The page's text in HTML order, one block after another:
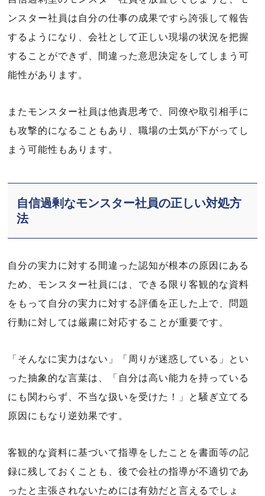
ンスター社員は自分の仕事の成果ですら誇張して報告
するようになり、会社として正しい現場の状況を把握
することができず、間違った意思決定をしてしまう可
能性があります。
またモンスター社員は他責思考で、同僚や取引相手に
も攻撃的になることもあり、職場の士気が下がってし
まう可能性もあります。
自信過剰なモンスター社員の正しい対処方
法
自分の実力に対する間違った認知が根本の原因にある
ため、モンスター社員には、できる限り客観的な資料
をもって自分の実力に対する評価を正した上で、問題
行動に対しては厳粛に対応することが重要です。
「そんなに実力はない」「周りが迷惑している」とい
った抽象的な言葉は、「自分は高い能力を持っている
にも関わらず、不当な扱いを受けた！」と騒ぎ立てる
原因にもなり逆効果です。
客観的な資料に基づいて指導をしたことを書面等の記
録に残しておくことも、後で会社の指導が不適切であ
ったと主張されないためには有効だと言えるでしょ